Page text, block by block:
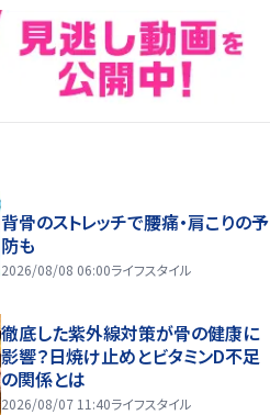
背骨のストレッチで腰痛・肩こりの予
防も
2026/08/08 06:00ライフスタイル
徹底した紫外線対策が骨の健康に
影響？日焼け止めとビタミンD不足
の関係とは
2026/08/07 11:40ライフスタイル